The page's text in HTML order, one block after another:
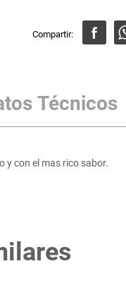
Técnicos
y con el mas rico sabor.